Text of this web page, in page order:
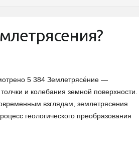
5 384 Землетрясе́ние —
и колебания земной поверхности.
взглядам, землетрясения
геологического преобразования